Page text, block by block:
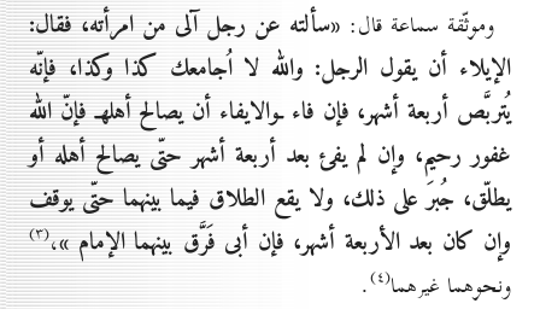
وموثّقة سماعة قال: «سألته عن رجل آلى من امرأته، فقال:
الإيلاء أن يقول الرجل: والله لا اُجامعك كذا وكذا، فإنّه
يُتربَّص أربعة أشهر، فإن فاء ـوالايفاء أن يصالح أهلهـ فإنّ الله
غفور رحيم، وإن لم يفئ بعد أربعة أشهر حتّى يصالح أهله أو
يطلّق، جُبرَ على ذلك، ولا يقع الطلاق فيما بينهما حتّى يوقف
وإن كان بعد الأربعة أشهر، فإن أبى فَرَّق بينهما الإمام »،(۳)
ونحوهما غيرهما(٤) .